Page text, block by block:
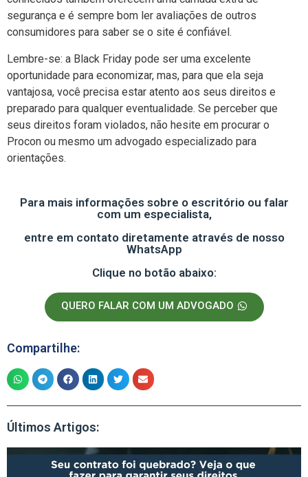
segurança e é sempre bom ler avaliações de outros
consumidores para saber se o site é confiável.
Lembre-se: a Black Friday pode ser uma excelente
oportunidade para economizar, mas, para que ela seja
vantajosa, você precisa estar atento aos seus direitos e
preparado para qualquer eventualidade. Se perceber que
seus direitos foram violados, não hesite em procurar o
Procon ou mesmo um advogado especializado para
orientações.
Para mais informações sobre o escritório ou falar
com um especialista,
entre em contato diretamente através de nosso
WhatsApp
Clique no botão abaixo:
QUERO FALAR COM UM ADVOGADO
Compartilhe:
Últimos Artigos: